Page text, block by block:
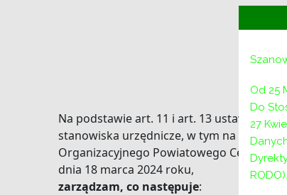
Od 25
Do
27
RODO).
w
Na podstawie art. 11 i art. 13 ustawy z
stanowiska urzędnicze, w tym na
Organizacyjnego Powiatowego Centrum
dnia 18 marca 2024 roku,
zarządzam, co następuje: